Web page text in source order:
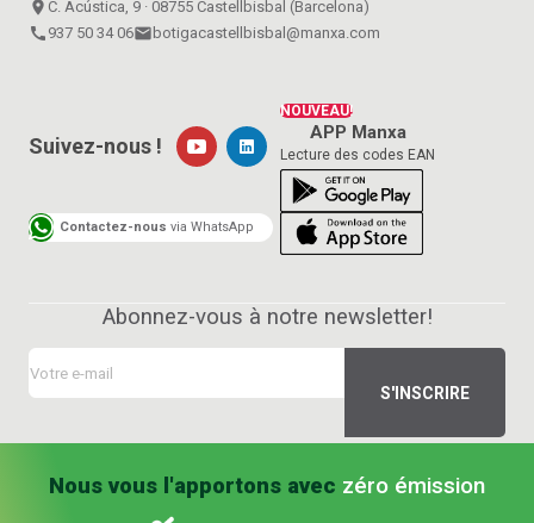
place C. Acústica, 9 · 08755 Castellbisbal (Barcelona)
call 937 50 34 06email botigacastellbisbal@manxa.com
NOUVEAU!
APP Manxa
Lecture des codes EAN
Suivez-nous !
Contactez-nous via WhatsApp
Abonnez-vous à notre newsletter!
Nous vous l'apportons avec zéro émission